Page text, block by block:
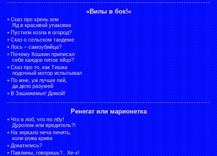
«Вилы в бок!»
• Сказ про хрень или
Яд в красивой упаковке
• Пустили козла в огород?
• Сказ о сельском тандеме
• Лось – самоубийца?
• Почему Кошкин приписал
себе каждое пятое яйцо?
• Сказ про то, как Тишка
лодочный мотор испытывал
• По мне, уж лучше пей,
да дело разумей
• В Зашижемье! Домой!
Ренегат или марионетка
• Что в лоб, что по лбу!
Дуролом или вредитель?!
• На зеркало неча пенять,
коли рожа крива
• Докатились?
• Павлины, говоришь?.. Хе-х!